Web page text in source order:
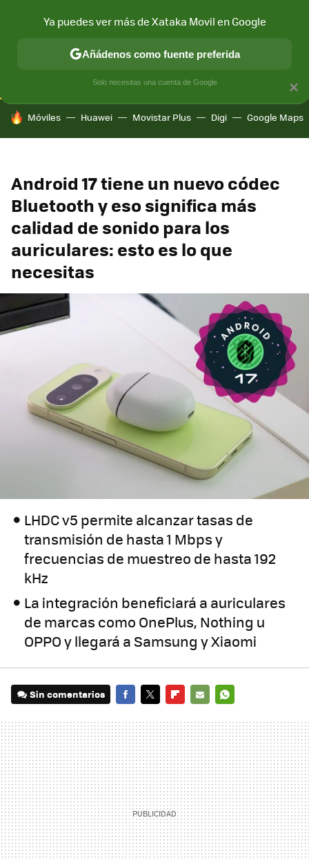
CONECTIVIDAD MÓVIL Y SOCIEDAD APLICACIONES
HOY SE HABLA DE
Móviles Huawei Movistar Plus Digi Google Maps
Android 17 tiene un nuevo códec
Bluetooth y eso significa más
calidad de sonido para los
auriculares: esto es lo que
necesitas
LHDC v5 permite alcanzar tasas de
transmisión de hasta 1 Mbps y
frecuencias de muestreo de hasta 192
kHz
La integración beneficiará a auriculares
de marcas como OnePlus, Nothing u
OPPO y llegará a Samsung y Xiaomi
Sin comentarios
MAIL
×
Ya puedes ver más de Xataka Movil en Google
Añádenos como fuente preferida
Solo necesitas una cuenta de Google